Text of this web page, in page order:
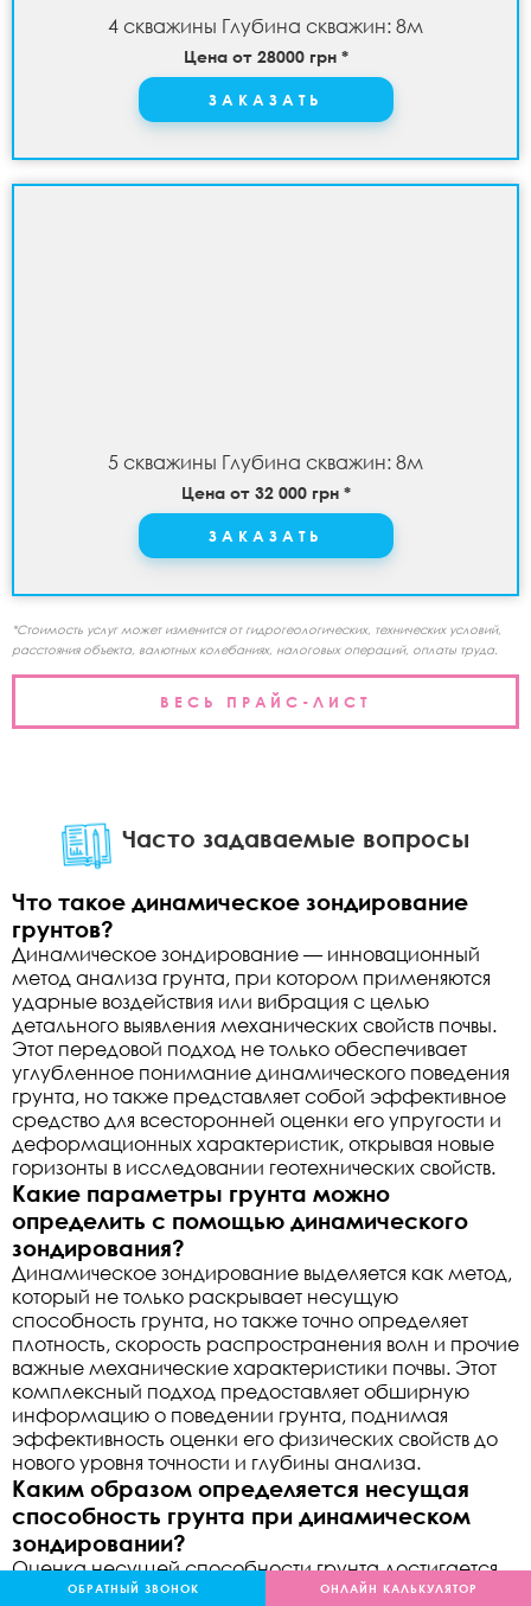
ОБРАТНЫЙ ЗВОНОК ОНЛАЙН КАЛЬКУЛЯТОР
4 скважины Глубина скважин: 8м
Цена от 28000 грн *
ЗАКАЗАТЬ
5 скважины Глубина скважин: 8м
Цена от 32 000 грн *
ЗАКАЗАТЬ
*Стоимость услуг может изменится от гидрогеологических, технических условий,
расстояния объекта, валютных колебаниях, налоговых операций, оплаты труда.
ВЕСЬ ПРАЙС-ЛИСТ
Часто задаваемые вопросы
Что такое динамическое зондирование
грунтов?
Динамическое зондирование — инновационный
метод анализа грунта, при котором применяются
ударные воздействия или вибрация с целью
детального выявления механических свойств почвы.
Этот передовой подход не только обеспечивает
углубленное понимание динамического поведения
грунта, но также представляет собой эффективное
средство для всесторонней оценки его упругости и
деформационных характеристик, открывая новые
горизонты в исследовании геотехнических свойств.
Какие параметры грунта можно
определить с помощью динамического
зондирования?
Динамическое зондирование выделяется как метод,
который не только раскрывает несущую
способность грунта, но также точно определяет
плотность, скорость распространения волн и прочие
важные механические характеристики почвы. Этот
комплексный подход предоставляет обширную
информацию о поведении грунта, поднимая
эффективность оценки его физических свойств до
нового уровня точности и глубины анализа.
Каким образом определяется несущая
способность грунта при динамическом
зондировании?
Оценка несущей способности грунта достигается
через анализ реакции почвы на удары или